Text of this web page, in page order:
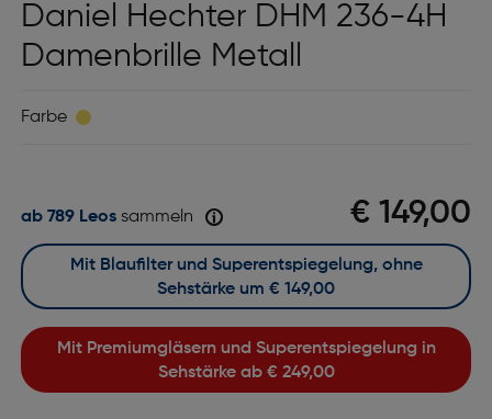
Daniel Hechter DHM 236-4H
Damenbrille Metall
Farbe
€ 149,00
ab 789 Leossammeln
Mit Premiumgläsern und Superentspiegelung in
Sehstärke ab € 249,00
Mit Blaufilter und Superentspiegelung, ohne
Sehstärke um € 149,00